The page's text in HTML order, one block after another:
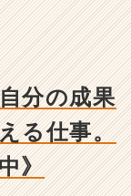
分の成果
る仕事。
》